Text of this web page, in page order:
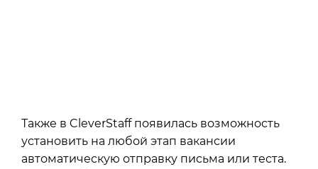
Также в CleverStaff появилась возможность
установить на любой этап вакансии
автоматическую отправку письма или теста.